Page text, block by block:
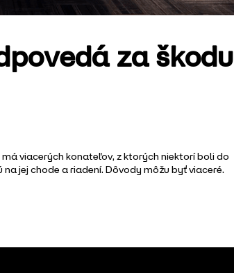
za škodu
viacerých konateľov, z ktorých niektorí boli do
jej chode a riadení. Dôvody môžu byť viaceré.